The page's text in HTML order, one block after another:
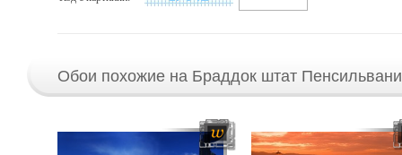
Обои похожие на Браддок штат